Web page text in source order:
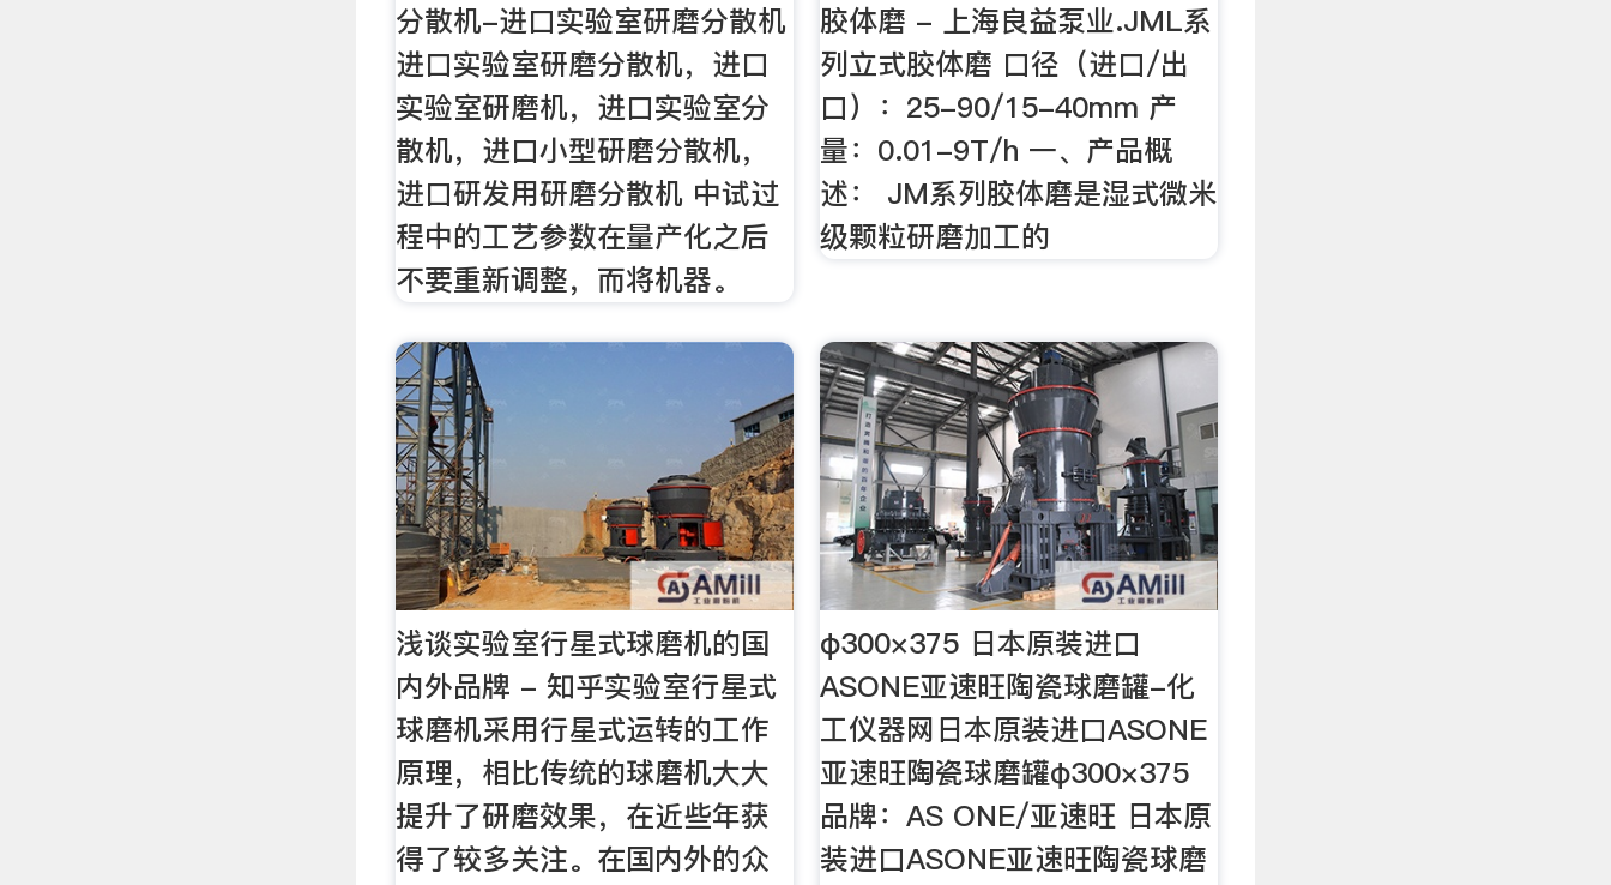
分散机-进口实验室研磨分散机
进口实验室研磨分散机，进口
实验室研磨机，进口实验室分
散机，进口小型研磨分散机，
进口研发用研磨分散机 中试过
程中的工艺参数在量产化之后
不要重新调整，而将机器。
胶体磨 - 上海良益泵业.JML系
列立式胶体磨 口径（进口/出
口）：25-90/15-40mm 产
量：0.01-9T/h 一、产品概
述： JM系列胶体磨是湿式微米
级颗粒研磨加工的
浅谈实验室行星式球磨机的国
内外品牌 - 知乎实验室行星式
球磨机采用行星式运转的工作
原理，相比传统的球磨机大大
提升了研磨效果，在近些年获
得了较多关注。在国内外的众
φ300×375 日本原装进口
ASONE亚速旺陶瓷球磨罐-化
工仪器网日本原装进口ASONE
亚速旺陶瓷球磨罐φ300×375
品牌：AS ONE/亚速旺 日本原
装进口ASONE亚速旺陶瓷球磨